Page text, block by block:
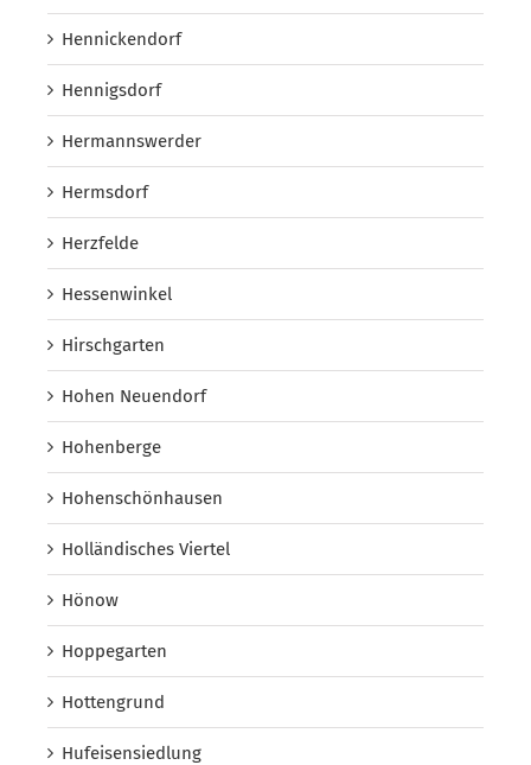
Hennickendorf
Hennigsdorf
Hermannswerder
Hermsdorf
Herzfelde
Hessenwinkel
Hirschgarten
Hohen Neuendorf
Hohenberge
Hohenschönhausen
Holländisches Viertel
Hönow
Hoppegarten
Hottengrund
Hufeisensiedlung